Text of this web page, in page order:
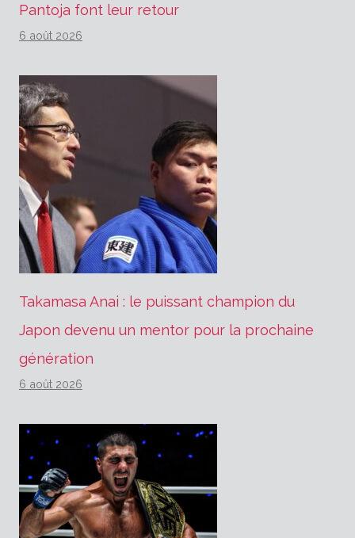
Pantoja font leur retour
6 août 2026
Takamasa Anai : le puissant champion du
Japon devenu un mentor pour la prochaine
génération
6 août 2026